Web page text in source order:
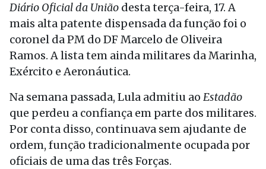
Diário Oficial da União desta terça-feira, 17. A
mais alta patente dispensada da função foi o
coronel da PM do DF Marcelo de Oliveira
Ramos. A lista tem ainda militares da Marinha,
Exército e Aeronáutica.
Na semana passada, Lula admitiu ao Estadão
que perdeu a confiança em parte dos militares.
Por conta disso, continuava sem ajudante de
ordem, função tradicionalmente ocupada por
oficiais de uma das três Forças.